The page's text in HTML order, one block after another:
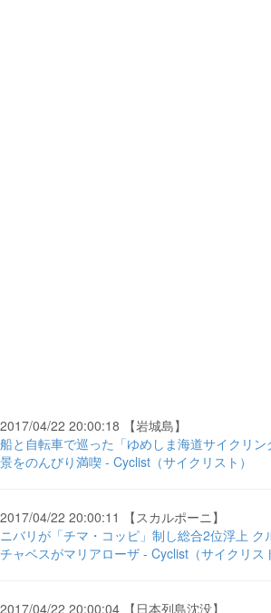
2017/04/22 20:00:18 【岩城島】
船と自転車で巡った「ゆめしま海道サイクリ
景をのんびり満喫 - Cyclist（サイクリスト）
2017/04/22 20:00:11 【スカルポーニ】
ニバリが「チマ・コッピ」制し総合2位浮上
チャベスがマリアローザ - Cyclist（サイクリス
2017/04/22 20:00:04 【日本列島沈没】